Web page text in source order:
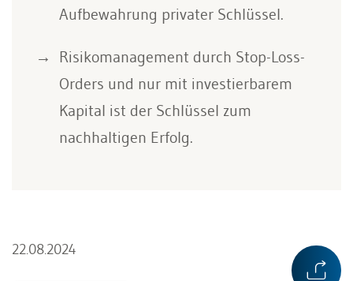
Aufbewahrung privater Schlüssel.
Risikomanagement durch Stop-Loss-
Orders und nur mit investierbarem
Kapital ist der Schlüssel zum
nachhaltigen Erfolg.
22.08.2024